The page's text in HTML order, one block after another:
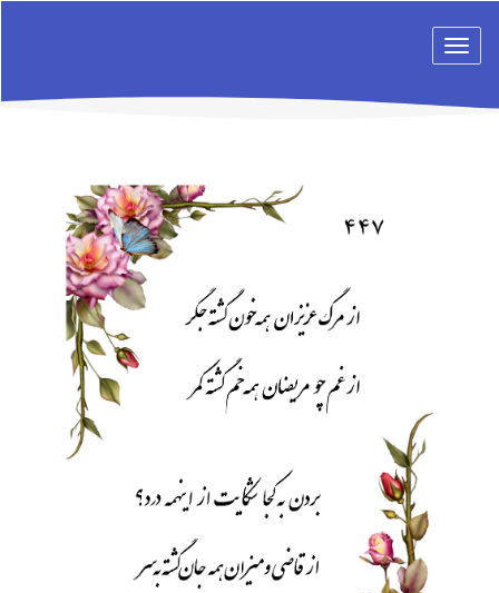
Toggle